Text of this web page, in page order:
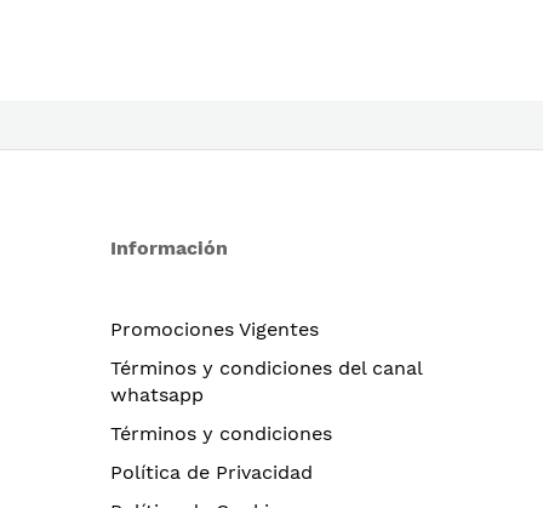
Información
Promociones Vigentes
Términos y condiciones del canal
whatsapp
Términos y condiciones
Política de Privacidad